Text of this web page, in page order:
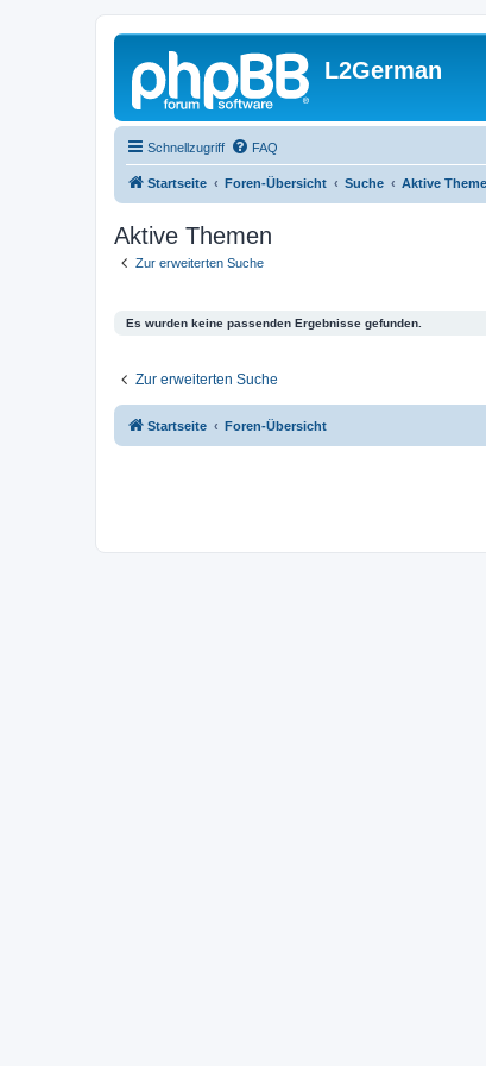
L2German
Schnellzugriff FAQ
Startseite Foren-Übersicht Suche Aktive
Aktive Themen
Zur erweiterten Suche
Es wurden keine passenden Ergebnisse gefunden.
Zur erweiterten Suche
Startseite Foren-Übersicht